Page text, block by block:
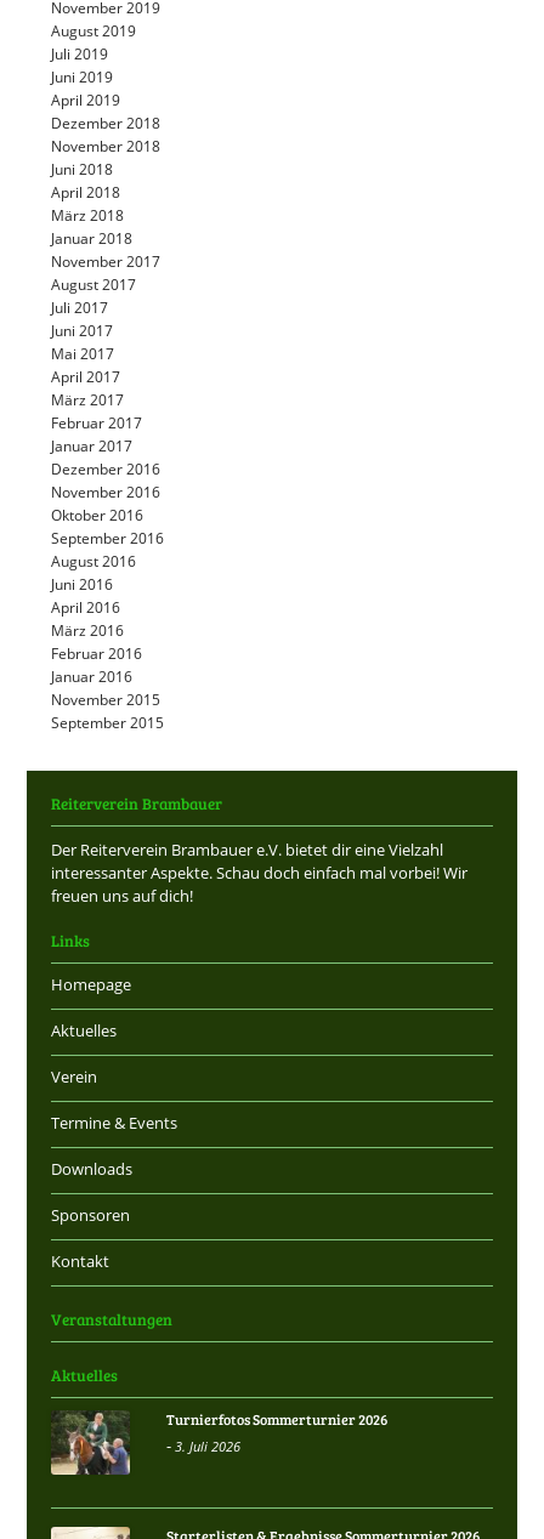
November 2019
August 2019
Juli 2019
Juni 2019
April 2019
Dezember 2018
November 2018
Juni 2018
April 2018
März 2018
Januar 2018
November 2017
August 2017
Juli 2017
Juni 2017
Mai 2017
April 2017
März 2017
Februar 2017
Januar 2017
Dezember 2016
November 2016
Oktober 2016
September 2016
August 2016
Juni 2016
April 2016
März 2016
Februar 2016
Januar 2016
November 2015
September 2015
Reiterverein Brambauer
Der Reiterverein Brambauer e.V. bietet dir eine Vielzahl
interessanter Aspekte. Schau doch einfach mal vorbei! Wir
freuen uns auf dich!
Links
Homepage
Aktuelles
Verein
Termine & Events
Downloads
Sponsoren
Kontakt
Veranstaltungen
Aktuelles
Turnierfotos Sommerturnier 2026
-3. Juli 2026